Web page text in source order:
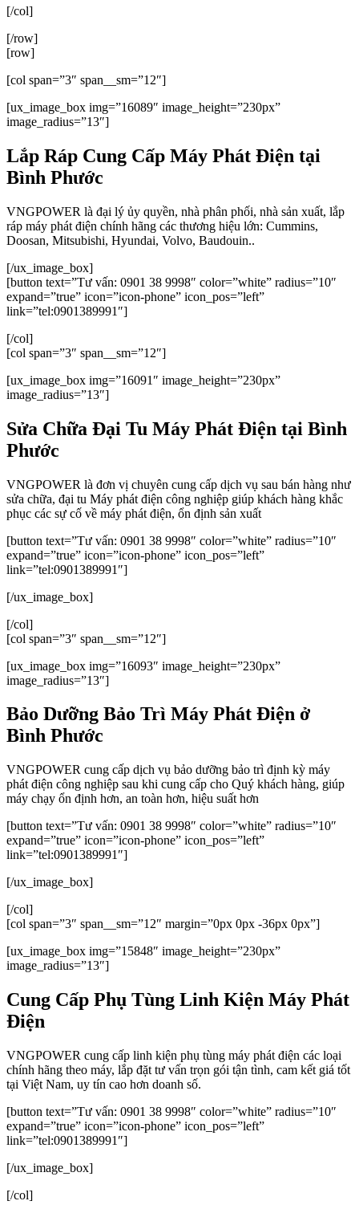
[/col]
[/row]
[row]
[col span=”3″ span__sm=”12″]
[ux_image_box img=”16089″ image_height=”230px”
image_radius=”13″]
Lắp Ráp Cung Cấp Máy Phát Điện tại
Bình Phước
VNGPOWER là đại lý ủy quyền, nhà phân phối, nhà sản xuất, lắp
ráp máy phát điện chính hãng các thương hiệu lớn: Cummins,
Doosan, Mitsubishi, Hyundai, Volvo, Baudouin..
[/ux_image_box]
[button text=”Tư vấn: 0901 38 9998″ color=”white” radius=”10″
expand=”true” icon=”icon-phone” icon_pos=”left”
link=”tel:0901389991″]
[/col]
[col span=”3″ span__sm=”12″]
[ux_image_box img=”16091″ image_height=”230px”
image_radius=”13″]
Sửa Chữa Đại Tu Máy Phát Điện tại Bình
Phước
VNGPOWER là đơn vị chuyên cung cấp dịch vụ sau bán hàng như
sửa chữa, đại tu Máy phát điện công nghiệp giúp khách hàng khắc
phục các sự cố về máy phát điện, ổn định sản xuất
[button text=”Tư vấn: 0901 38 9998″ color=”white” radius=”10″
expand=”true” icon=”icon-phone” icon_pos=”left”
link=”tel:0901389991″]
[/ux_image_box]
[/col]
[col span=”3″ span__sm=”12″]
[ux_image_box img=”16093″ image_height=”230px”
image_radius=”13″]
Bảo Dưỡng Bảo Trì Máy Phát Điện ở
Bình Phước
VNGPOWER cung cấp dịch vụ bảo dưỡng bảo trì định kỳ máy
phát điện công nghiệp sau khi cung cấp cho Quý khách hàng, giúp
máy chạy ổn định hơn, an toàn hơn, hiệu suất hơn
[button text=”Tư vấn: 0901 38 9998″ color=”white” radius=”10″
expand=”true” icon=”icon-phone” icon_pos=”left”
link=”tel:0901389991″]
[/ux_image_box]
[/col]
[col span=”3″ span__sm=”12″ margin=”0px 0px -36px 0px”]
[ux_image_box img=”15848″ image_height=”230px”
image_radius=”13″]
Cung Cấp Phụ Tùng Linh Kiện Máy Phát
Điện
VNGPOWER cung cấp linh kiện phụ tùng máy phát điện các loại
chính hãng theo máy, lắp đặt tư vấn trọn gói tận tình, cam kết giá tốt
tại Việt Nam, uy tín cao hơn doanh số.
[button text=”Tư vấn: 0901 38 9998″ color=”white” radius=”10″
expand=”true” icon=”icon-phone” icon_pos=”left”
link=”tel:0901389991″]
[/ux_image_box]
[/col]